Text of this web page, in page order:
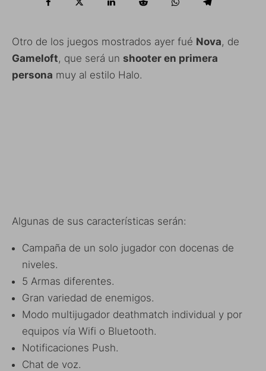
Otro de los juegos mostrados ayer fué Nova, de
Gameloft, que será un shooter en primera
persona muy al estilo Halo.
Algunas de sus características serán:
Campaña de un solo jugador con docenas de
niveles.
5 Armas diferentes.
Gran variedad de enemigos.
Modo multijugador deathmatch individual y por
equipos vía Wifi o Bluetooth.
Notificaciones Push.
Chat de voz.